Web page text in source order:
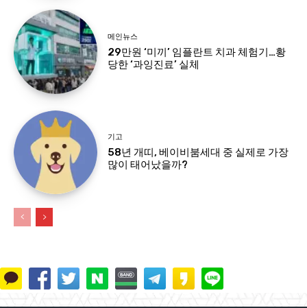
메인뉴스
29만원 ‘미끼’ 임플란트 치과 체험기…황
당한 ‘과잉진료’ 실체
기고
58년 개띠, 베이비붐세대 중 실제로 가장
많이 태어났을까?